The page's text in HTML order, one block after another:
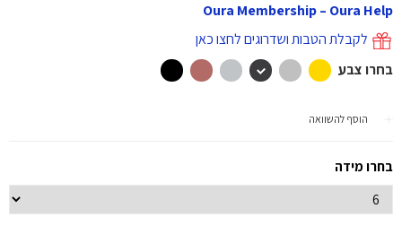
Oura Membership – Oura Help
לקבלת הטבות ושדרוגים לחצו כאן
בחרו צבע
הוסף להשוואה
בחרו מידה